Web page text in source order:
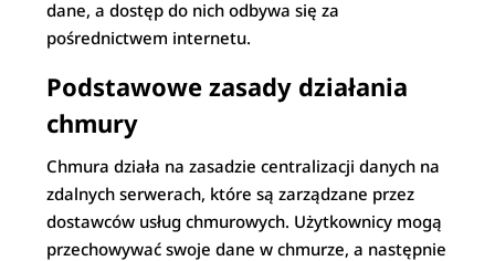
dane, a dostęp do nich odbywa się za
pośrednictwem internetu.
Podstawowe zasady działania
chmury
Chmura działa na zasadzie centralizacji danych na
zdalnych serwerach, które są zarządzane przez
dostawców usług chmurowych. Użytkownicy mogą
przechowywać swoje dane w chmurze, a następnie